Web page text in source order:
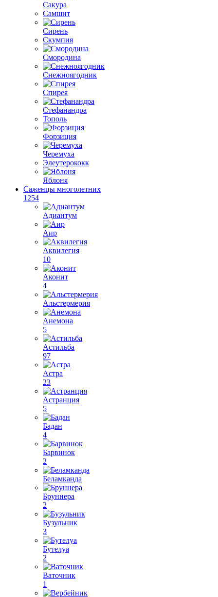
Сакура
Самшит
Сирень
Скумпия
Смородина
Снежноягодник
Спирея
Стефанандра
Тополь
Форзиция
Черемуха
Элеутерококк
Яблоня
Саженцы многолетних
1254
Адиантум
Аир
Аквилегия
10
Аконит
4
Альстермерия
Анемона
5
Астильба
97
Астра
23
Астранция
5
Бадан
4
Барвинок
2
Беламканда
Бруннера
2
Бузульник
3
Бутелуа
2
Ваточник
1